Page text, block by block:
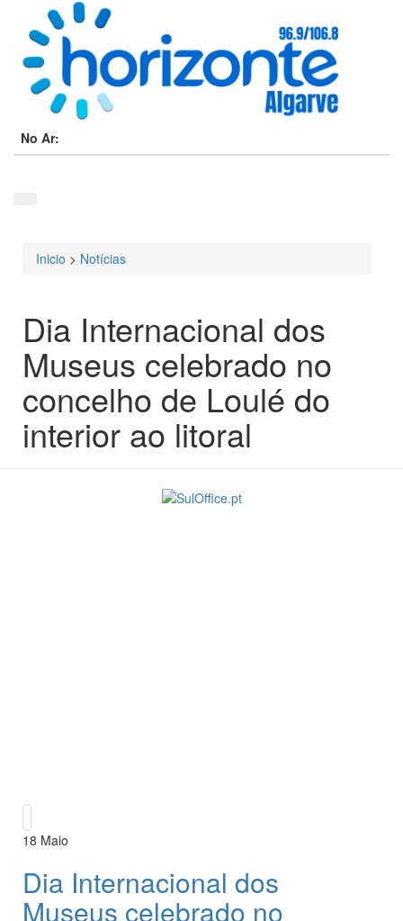
No Ar:
Está aqui
Inicio > Notícias
Dia Internacional dos
Museus celebrado no
concelho de Loulé do
interior ao litoral
18 Maio
Dia Internacional dos
Museus celebrado no